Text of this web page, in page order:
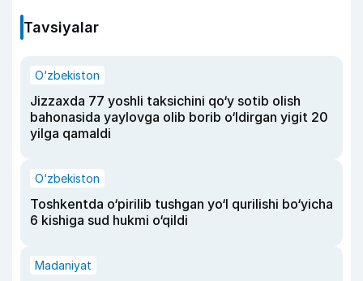
Tavsiyalar
O‘zbekiston
Jizzaxda 77 yoshli taksichini qo‘y sotib olish
bahonasida yaylovga olib borib o‘ldirgan yigit 20
yilga qamaldi
O‘zbekiston
Toshkentda o‘pirilib tushgan yo‘l qurilishi bo‘yicha
6 kishiga sud hukmi o‘qildi
Madaniyat